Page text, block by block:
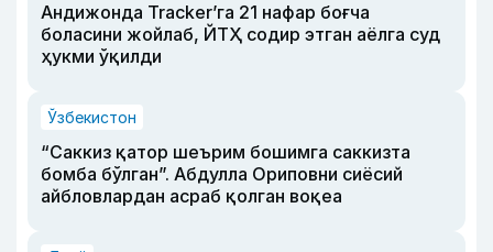
Андижонда Tracker’га 21 нафар боғча
боласини жойлаб, ЙТҲ содир этган аёлга суд
ҳукми ўқилди
Ўзбекистон
“Саккиз қатор шеърим бошимга саккизта
бомба бўлган”. Абдулла Ориповни сиёсий
айбловлардан асраб қолган воқеа